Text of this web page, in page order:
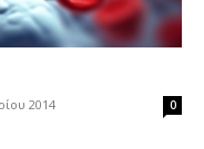
2014 0